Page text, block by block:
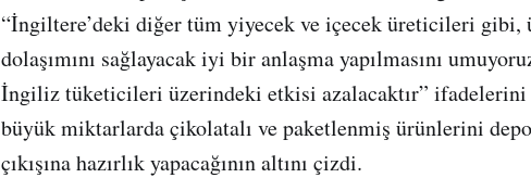
“İngiltere’deki diğer tüm yiyecek ve içecek üreticileri gibi,
dolaşımını sağlayacak iyi bir anlaşma yapılmasını
İngiliz tüketicileri üzerindeki etkisi azalacaktır” ifadelerini
büyük miktarlarda çikolatalı ve paketlenmiş ürünlerini
çıkışına hazırlık yapacağının altını çizdi.